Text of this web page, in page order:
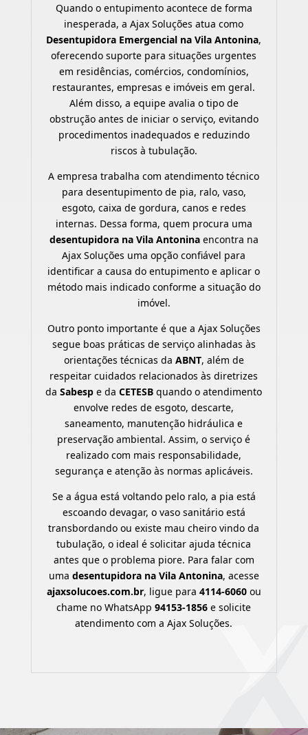
Quando o entupimento acontece de forma
inesperada, a Ajax Soluções atua como
Desentupidora Emergencial na Vila Antonina,
oferecendo suporte para situações urgentes
em residências, comércios, condomínios,
restaurantes, empresas e imóveis em geral.
Além disso, a equipe avalia o tipo de
obstrução antes de iniciar o serviço, evitando
procedimentos inadequados e reduzindo
riscos à tubulação.
A empresa trabalha com atendimento técnico
para desentupimento de pia, ralo, vaso,
esgoto, caixa de gordura, canos e redes
internas. Dessa forma, quem procura uma
desentupidora na Vila Antoninaencontra na
Ajax Soluções uma opção confiável para
identificar a causa do entupimento e aplicar o
método mais indicado conforme a situação do
imóvel.
Outro ponto importante é que a Ajax Soluções
segue boas práticas de serviço alinhadas às
orientações técnicas da ABNT, além de
respeitar cuidados relacionados às diretrizes
daSabesp e daCETESB quando o atendimento
envolve redes de esgoto, descarte,
saneamento, manutenção hidráulica e
preservação ambiental. Assim, o serviço é
realizado com mais responsabilidade,
segurança e atenção às normas aplicáveis.
Se a água está voltando pelo ralo, a pia está
escoando devagar, o vaso sanitário está
transbordando ou existe mau cheiro vindo da
tubulação, o ideal é solicitar ajuda técnica
antes que o problema piore. Para falar com
uma desentupidora na Vila Antonina, acesse
ajaxsolucoes.com.br, ligue para 4114-6060ou
chame no WhatsApp94153-1856 e solicite
atendimento com a Ajax Soluções.